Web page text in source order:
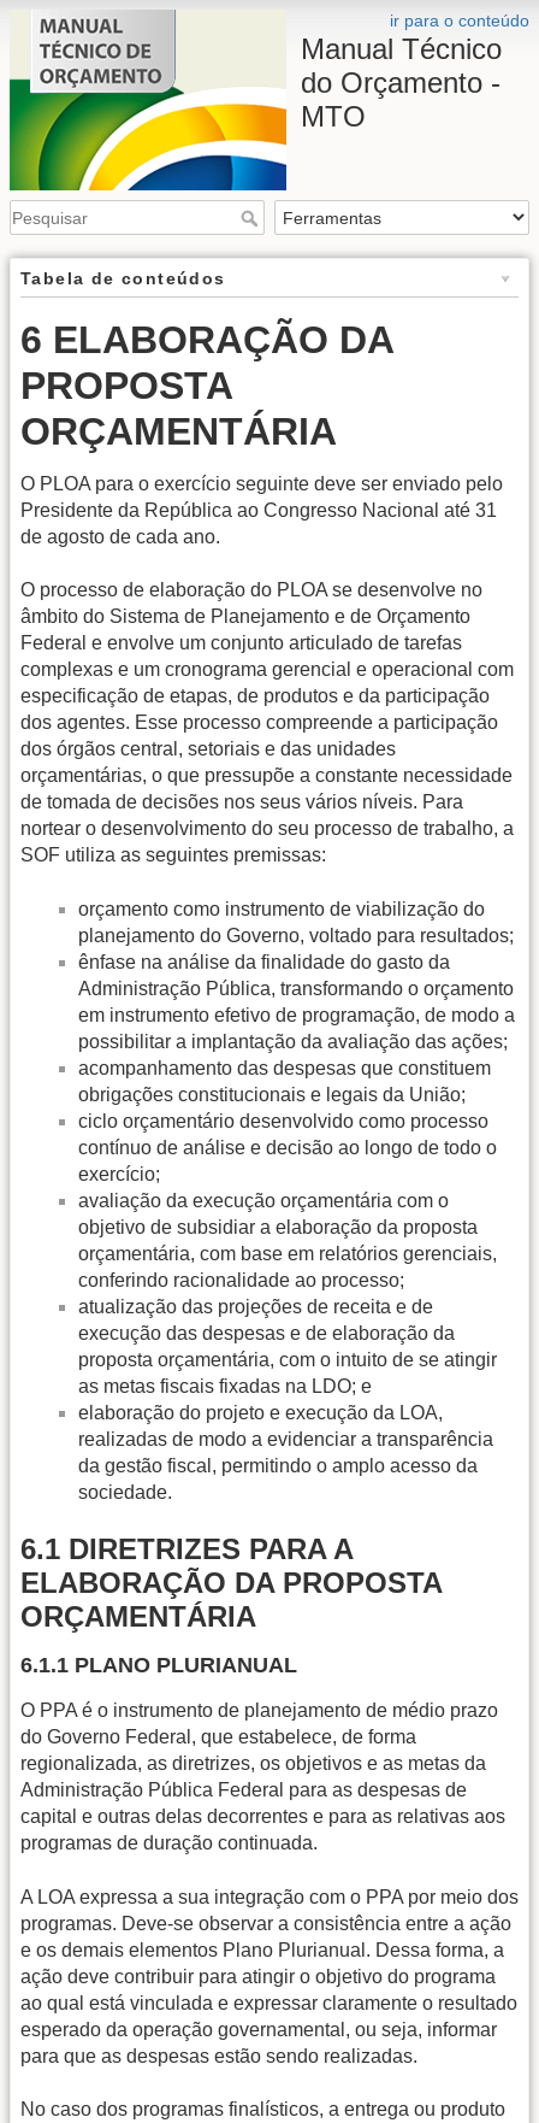
ir para o conteúdo
Manual Técnico
do Orçamento -
MTO
Tabela de conteúdos
6 ELABORAÇÃO DA
PROPOSTA
ORÇAMENTÁRIA
O PLOA para o exercício seguinte deve ser enviado pelo
Presidente da República ao Congresso Nacional até 31
de agosto de cada ano.
O processo de elaboração do PLOA se desenvolve no
âmbito do Sistema de Planejamento e de Orçamento
Federal e envolve um conjunto articulado de tarefas
complexas e um cronograma gerencial e operacional com
especificação de etapas, de produtos e da participação
dos agentes. Esse processo compreende a participação
dos órgãos central, setoriais e das unidades
orçamentárias, o que pressupõe a constante necessidade
de tomada de decisões nos seus vários níveis. Para
nortear o desenvolvimento do seu processo de trabalho, a
SOF utiliza as seguintes premissas:
orçamento como instrumento de viabilização do
planejamento do Governo, voltado para resultados;
ênfase na análise da finalidade do gasto da
Administração Pública, transformando o orçamento
em instrumento efetivo de programação, de modo a
possibilitar a implantação da avaliação das ações;
acompanhamento das despesas que constituem
obrigações constitucionais e legais da União;
ciclo orçamentário desenvolvido como processo
contínuo de análise e decisão ao longo de todo o
exercício;
avaliação da execução orçamentária com o
objetivo de subsidiar a elaboração da proposta
orçamentária, com base em relatórios gerenciais,
conferindo racionalidade ao processo;
atualização das projeções de receita e de
execução das despesas e de elaboração da
proposta orçamentária, com o intuito de se atingir
as metas fiscais fixadas na LDO; e
elaboração do projeto e execução da LOA,
realizadas de modo a evidenciar a transparência
da gestão fiscal, permitindo o amplo acesso da
sociedade.
6.1 DIRETRIZES PARA A
ELABORAÇÃO DA PROPOSTA
ORÇAMENTÁRIA
6.1.1 PLANO PLURIANUAL
O PPA é o instrumento de planejamento de médio prazo
do Governo Federal, que estabelece, de forma
regionalizada, as diretrizes, os objetivos e as metas da
Administração Pública Federal para as despesas de
capital e outras delas decorrentes e para as relativas aos
programas de duração continuada.
A LOA expressa a sua integração com o PPA por meio dos
programas. Deve-se observar a consistência entre a ação
e os demais elementos Plano Plurianual. Dessa forma, a
ação deve contribuir para atingir o objetivo do programa
ao qual está vinculada e expressar claramente o resultado
esperado da operação governamental, ou seja, informar
para que as despesas estão sendo realizadas.
No caso dos programas finalísticos, a entrega ou produto